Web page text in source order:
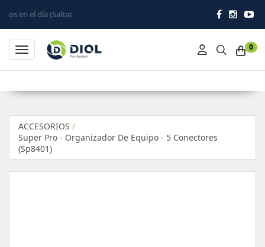
(Salta)
0
Toggle navigation
ACCESORIOS /
Super Pro - Organizador De Equipo - 5 Conectores
(Sp8401)